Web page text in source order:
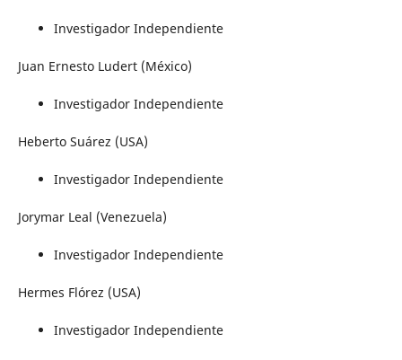
Investigador Independiente
Juan Ernesto Ludert (México)
Investigador Independiente
Heberto Suárez (USA)
Investigador Independiente
Jorymar Leal (Venezuela)
Investigador Independiente
Hermes Flórez (USA)
Investigador Independiente